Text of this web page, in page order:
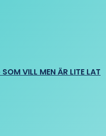
VILL MEN ÄR LITE LAT